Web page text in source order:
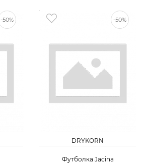
-50% -50%
DRYKORN
Футболка Jacina